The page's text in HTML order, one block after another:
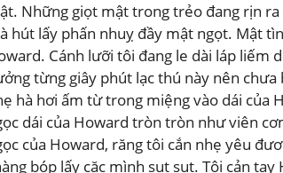
Những giọt mật trong trẻo đang rịn
hút lấy phấn nhuỵ đầy mật ngọt. Mật
Cánh lưỡi tôi đang le dài láp liếm
từng giây phút lạc thú này nên
hà hơi ấm từ trong miệng vào dái của
dái của Howard tròn tròn như viên
của Howard, răng tôi cắn nhẹ yêu
bóp lấy cặc mình sụt sụt. Tôi cản